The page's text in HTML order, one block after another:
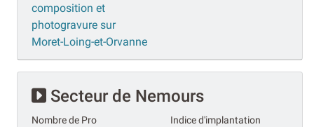
composition et
photogravure sur
Moret-Loing-et-Orvanne
Secteur de Nemours
Nombre de Pro Indice d'implantation